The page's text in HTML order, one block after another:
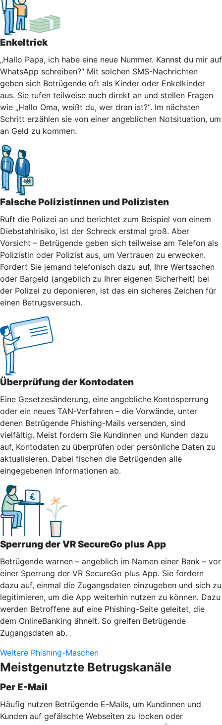
Enkeltrick
„Hallo Papa, ich habe eine neue Nummer. Kannst du mir auf
WhatsApp schreiben?“ Mit solchen SMS-Nachrichten
geben sich Betrügende oft als Kinder oder Enkelkinder
aus. Sie rufen teilweise auch direkt an und stellen Fragen
wie „Hallo Oma, weißt du, wer dran ist?“. Im nächsten
Schritt erzählen sie von einer angeblichen Notsituation, um
an Geld zu kommen.
Falsche Polizistinnen und Polizisten
Ruft die Polizei an und berichtet zum Beispiel von einem
Diebstahlrisiko, ist der Schreck erstmal groß. Aber
Vorsicht – Betrügende geben sich teilweise am Telefon als
Polizistin oder Polizist aus, um Vertrauen zu erwecken.
Fordert Sie jemand telefonisch dazu auf, Ihre Wertsachen
oder Bargeld (angeblich zu Ihrer eigenen Sicherheit) bei
der Polizei zu deponieren, ist das ein sicheres Zeichen für
einen Betrugsversuch.
Überprüfung der Kontodaten
Eine Gesetzesänderung, eine angebliche Kontosperrung
oder ein neues TAN-Verfahren – die Vorwände, unter
denen Betrügende Phishing-Mails versenden, sind
vielfältig. Meist fordern Sie Kundinnen und Kunden dazu
auf, Kontodaten zu überprüfen oder persönliche Daten zu
aktualisieren. Dabei fischen die Betrügenden alle
eingegebenen Informationen ab.
Sperrung der VR SecureGo plus App
Betrügende warnen – angeblich im Namen einer Bank – vor
einer Sperrung der VR SecureGo plus App. Sie fordern
dazu auf, einmal die Zugangsdaten einzugeben und sich zu
legitimieren, um die App weiterhin nutzen zu können. Dazu
werden Betroffene auf eine Phishing-Seite geleitet, die
dem OnlineBanking ähnelt. So greifen Betrügende
Zugangsdaten ab.
Weitere Phishing-Maschen
Meistgenutzte Betrugskanäle
Per E-Mail
Häufig nutzen Betrügende E-Mails, um Kundinnen und
Kunden auf gefälschte Webseiten zu locken oder